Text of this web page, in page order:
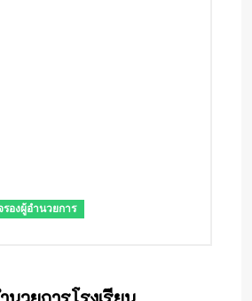
รองผู้อำนวยการ
าในสังกัด สพป.หนองคาย